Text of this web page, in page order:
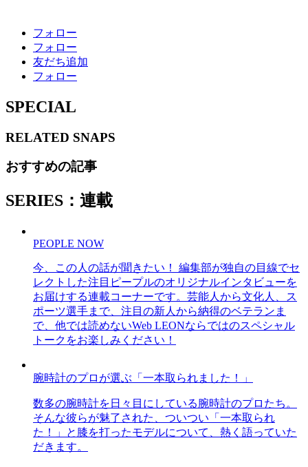
フォロー
フォロー
友だち追加
フォロー
SPECIAL
RELATED SNAPS
おすすめの記事
SERIES：連載
PEOPLE NOW
今、この人の話が聞きたい！ 編集部が独自の目線でセ
レクトした注目ピープルのオリジナルインタビューを
お届けする連載コーナーです。芸能人から文化人、ス
ポーツ選手まで、注目の新人から納得のベテランま
で、他では読めないWeb LEONならではのスペシャル
トークをお楽しみください！
腕時計のプロが選ぶ「一本取られました！」
数多の腕時計を日々目にしている腕時計のプロたち。
そんな彼らが魅了された、ついつい「一本取られ
た！」と膝を打ったモデルについて、熱く語っていた
だきます。